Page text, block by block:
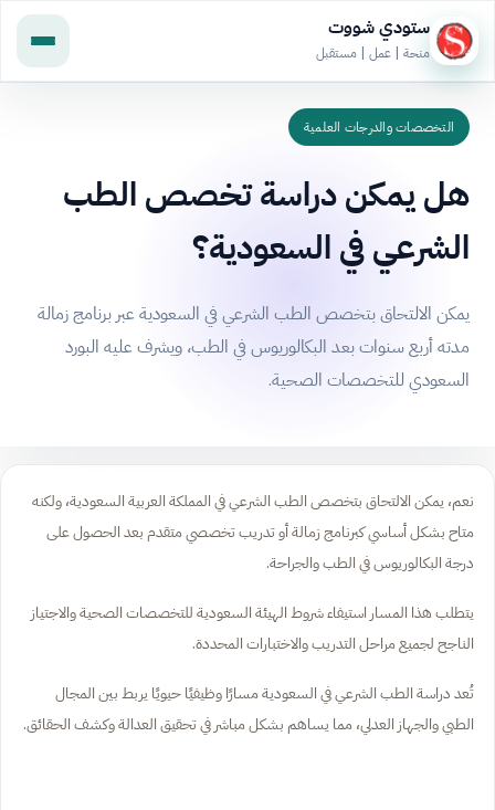
ستودي شووت
منحة | عمل | مستقبل
التخصصات والدرجات العلمية
هل يمكن دراسة تخصص الطب
الشرعي في السعودية؟
يمكن الالتحاق بتخصص الطب الشرعي في السعودية عبر برنامج زمالة
مدته أربع سنوات بعد البكالوريوس في الطب، ويشرف عليه البورد
السعودي للتخصصات الصحية.
نعم، يمكن الالتحاق بتخصص الطب الشرعي في المملكة العربية السعودية، ولكنه
متاح بشكل أساسي كبرنامج زمالة أو تدريب تخصصي متقدم بعد الحصول على
درجة البكالوريوس في الطب والجراحة.
يتطلب هذا المسار استيفاء شروط الهيئة السعودية للتخصصات الصحية والاجتياز
الناجح لجميع مراحل التدريب والاختبارات المحددة.
تُعد دراسة الطب الشرعي في السعودية مسارًا وظيفيًا حيويًا يربط بين المجال
الطبي والجهاز العدلي، مما يساهم بشكل مباشر في تحقيق العدالة وكشف الحقائق.